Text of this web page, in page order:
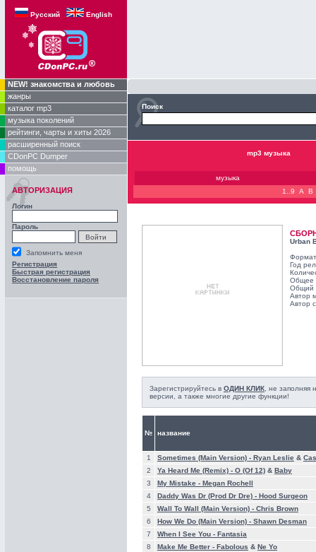
Русский English
NEW! знакомства и любовь
жанры
каталог mp3
музыка поколений
рейтинги, чарты и хиты 2026
расширенный поиск
CDonPC Dumper
помощь
АВТОРИЗАЦИЯ
Логин
Пароль
Запомнить меня
Регистрация
Быстрая регистрация
Восстановление пароля
Поиск
mp3 музыка
музыка
1..9
A B
Urban
Год
Общее
Общий
Автор
Автор
Зарегистрируйтесь в ОДИН КЛИК , не
версии, а также многие другие функции!
№ название
1 Sometimes (Main Version) - Ryan Leslie &
2
Ya Heard Me (Remix) - O (Of 12) & Baby
3
My Mistake - Megan Rochell
4
Daddy Was Dr (Prod Dr Dre) - Hood Surgeon
5
Wall To Wall (Main Version) - Chris Brown
6
How We Do (Main Version) - Shawn Desman
7
When I See You - Fantasia
8
Make Me Better - Fabolous & Ne Yo